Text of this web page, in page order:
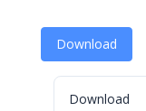
Download
Download